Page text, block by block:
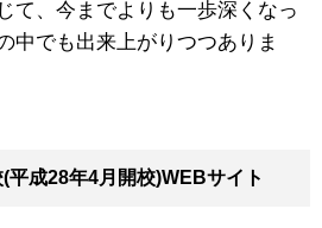
て、今までよりも一歩深くなっ
中でも出来上がりつつありま
平成28年4月開校)WEBサイト